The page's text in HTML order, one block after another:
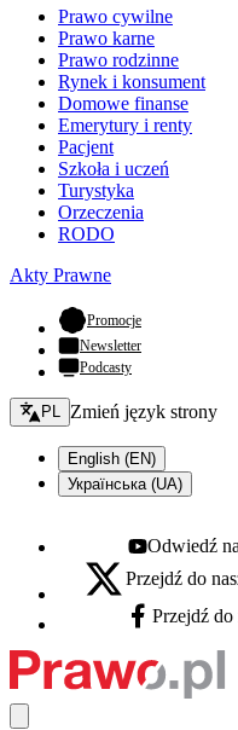
Prawo cywilne
Prawo karne
Prawo rodzinne
Rynek i konsument
Domowe finanse
Emerytury i renty
Pacjent
Szkoła i uczeń
Turystyka
Orzeczenia
RODO
Akty Prawne
Promocje- otwiera się w
Newsletter
Podcasty
Zmień język - bieżący:
PL Zmień język strony
English (EN)
Українська (UA)
Youtube - otwiera
Odwiedź
X - otwiera się w nowej
Przejdź do
Facebook -
Przejdź do